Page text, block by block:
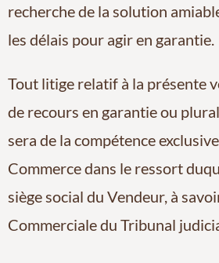
recherche de la solution
les délais pour agir en garantie.
Tout litige relatif à la présente
de recours en garantie ou
sera de la compétence
Commerce dans le ressort
siège social du Vendeur, à
Commerciale du Tribunal